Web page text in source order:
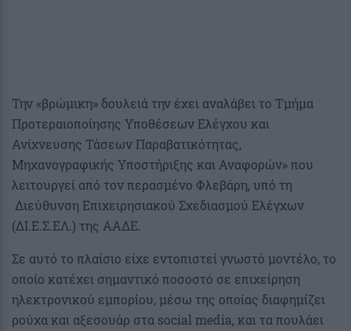
Την «βρώμικη» δουλειά την έχει αναλάβει το Τμήμα
Προτεραιοποίησης Υποθέσεων Ελέγχου και
Ανίχνευσης Τάσεων Παραβατικότητας,
Μηχανογραφικής Υποστήριξης και Αναφορών» που
λειτουργεί από τον περασμένο Φλεβάρη, υπό τη
Διεύθυνση Επιχειρησιακού Σχεδιασμού Ελέγχων
(ΔΙ.Ε.Σ.ΕΛ.) της ΑΑΔΕ.
Σε αυτό το πλαίσιο είχε εντοπιστεί γνωστό μοντέλο, το
οποίο κατέχει σημαντικό ποσοστό σε επιχείρηση
ηλεκτρονικού εμπορίου, μέσω της οποίας διαφημίζει
ρούχα και αξεσουάρ στα social media, και τα πουλάει